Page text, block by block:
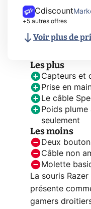
Cdiscount
+5 autres offres
Voir plus de
Les plus
Capteurs et
Prise en
Le câble
Poids
seulement
Les moins
Deux
Câble non
Molette
La souris
présente
gamers